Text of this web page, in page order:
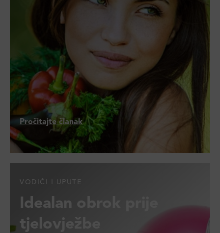
Pročitajte članak
VODIČI I UPUTE
Idealan obrok prije
tjelovježbe